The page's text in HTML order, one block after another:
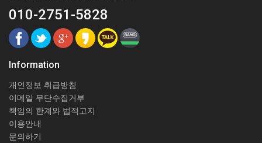
010-2751-5828
Information
개인정보 취급방침
이메일 무단수집거부
책임의 한계와 법적고지
이용안내
문의하기